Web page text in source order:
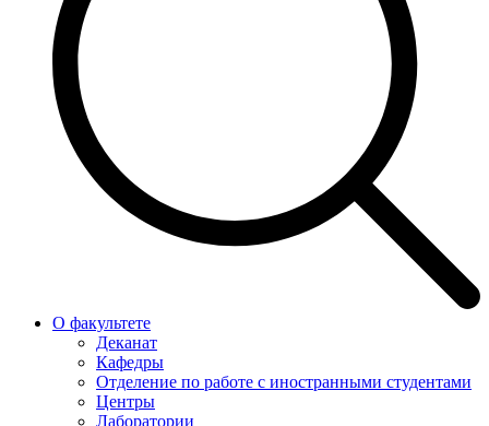
О факультете
Деканат
Кафедры
Отделение по работе с иностранными студентами
Центры
Лаборатории